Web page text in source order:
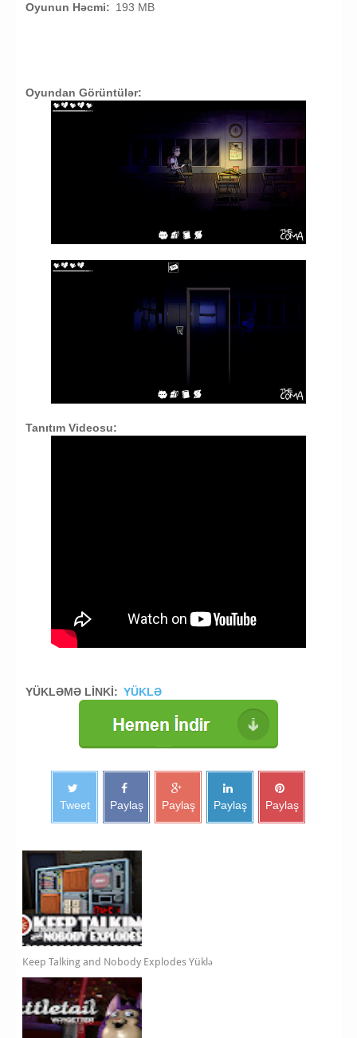
Oyunun Həcmi: 193 MB
Oyundan Görüntülər:
Tanıtım Videosu:
YÜKLƏMƏ LİNKİ: YÜKLƏ
Tweet Paylaş Paylaş Paylaş Paylaş
Keep Talking and Nobody Explodes Yüklə